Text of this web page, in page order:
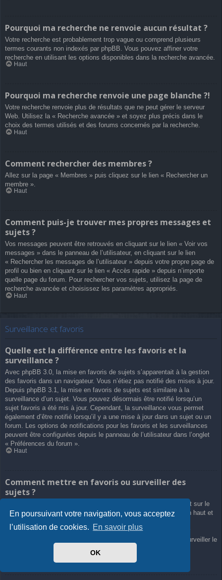
En poursuivant votre navigation, vous acceptez
l’utilisation de cookies. En savoir plus
OK
Pourquoi ma recherche ne renvoie aucun résultat ?
Votre recherche est probablement trop vague ou comprend plusieurs
termes courants non indexés par phpBB. Vous pouvez affiner votre
recherche en utilisant les options disponibles dans la recherche avancée.
Haut
Pourquoi ma recherche renvoie une page blanche ?!
Votre recherche renvoie plus de résultats que ne peut gérer le serveur
Web. Utilisez la « Recherche avancée » et soyez plus précis dans le
choix des termes utilisés et des forums concernés par la recherche.
Haut
Comment rechercher des membres ?
Allez sur la page « Membres » puis cliquez sur le lien « Rechercher un
membre ».
Haut
Comment puis-je trouver mes propres messages et
sujets ?
Vos messages peuvent être retrouvés en cliquant sur le lien « Voir vos
messages » dans le panneau de l’utilisateur, en cliquant sur le lien
« Rechercher les messages de l’utilisateur » depuis votre propre page de
profil ou bien en cliquant sur le lien « Accès rapide » depuis n’importe
quelle page du forum. Pour rechercher vos sujets, utilisez la page de
recherche avancée et choisissez les paramètres appropriés.
Haut
Surveillance et favoris
Quelle est la différence entre les favoris et la
surveillance ?
Avec phpBB 3.0, la mise en favoris de sujets s’apparentait à la gestion
des favoris dans un navigateur. Vous n’étiez pas notifié des mises à jour.
Depuis phpBB 3.1, la mise en favoris de sujets est similaire à la
surveillance d’un sujet. Vous pouvez désormais être notifié lorsqu’un
sujet favoris a été mis à jour. Cependant, la surveillance vous permet
également d’être notifié lorsqu’il y a une mise à jour dans un sujet ou un
forum. Les options de notifications pour les favoris et les surveillances
peuvent être configurées depuis le panneau de l’utilisateur dans l’onglet
« Préférences du forum ».
Haut
Comment mettre en favoris ou surveiller des
sujets ?
Vous pouvez ajouter aux favoris ou surveiller un sujet en cliquant sur le
lien approprié dans le menu « Outils de sujet », souvent placé en haut et
Répondre à un sujet en cochant la case du formulaire « M’avertir
lorsqu’une réponse est postée » vous permettra également de surveiller le